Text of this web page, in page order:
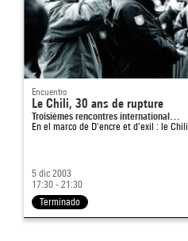
Encuentro
Le Chili, 30 ans de rupture
Troisièmes rencontres international…
En el marco de D'encre et d'exil : le Chili
5 dic 2003
17:30 - 21:30
Terminado